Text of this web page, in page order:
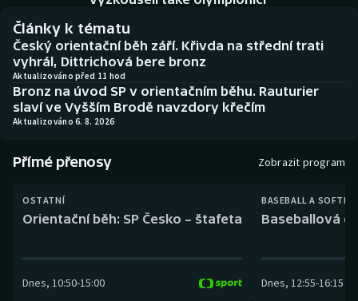
Basketbal
Biatlon
Boby a skeleton
Box
Curling
Historické návraty
Aplikace ČT sport
AZ kvíz
Články k tématu
Český orientační běh září. Křivda na střední trati
vyhrál, Dittrichová bere bronz
Aktualizováno před 11 hod
Bronz na úvod SP v orientačním běhu. Rauturier
slaví ve Vyšším Brodě navzdory křečím
Aktualizováno 6. 8. 2026
Přímé přenosy Zobrazit program
OSTATNÍ
Orientační běh: SP Česko – štafeta
Dnes, 10:50-15:00
BASEBALL A
Baseballová
Dnes, 12:55-16:15